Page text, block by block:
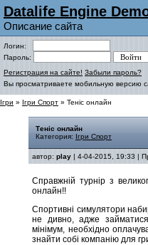
Datalife Engine
Описание сайта
Логин:
Пароль:
Регистрация на сайте! Забыли пароль?
Вы просматриваете мобильную версию
Ігри » Ігри Спорт » Теніс онлайн
Теніс онлайн
Категория: Ігри Спорт
автор: play | 4-04-2015, 19:33 |
Справжній турнір з
онлайн!!
Спортивні симулятори
не дивно, адже
мінімум, необхідно
знайти собі компанію для